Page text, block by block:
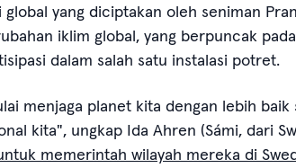
yang diciptakan oleh seniman
iklim global, yang berpuncak
dalam salah satu instalasi potret.
menjaga planet kita dengan lebih
kita", ungkap Ida Ahren (Sámi, dari
memerintah wilayah mereka di